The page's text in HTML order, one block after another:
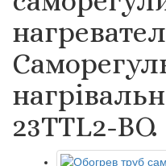
23TTL2-BO.